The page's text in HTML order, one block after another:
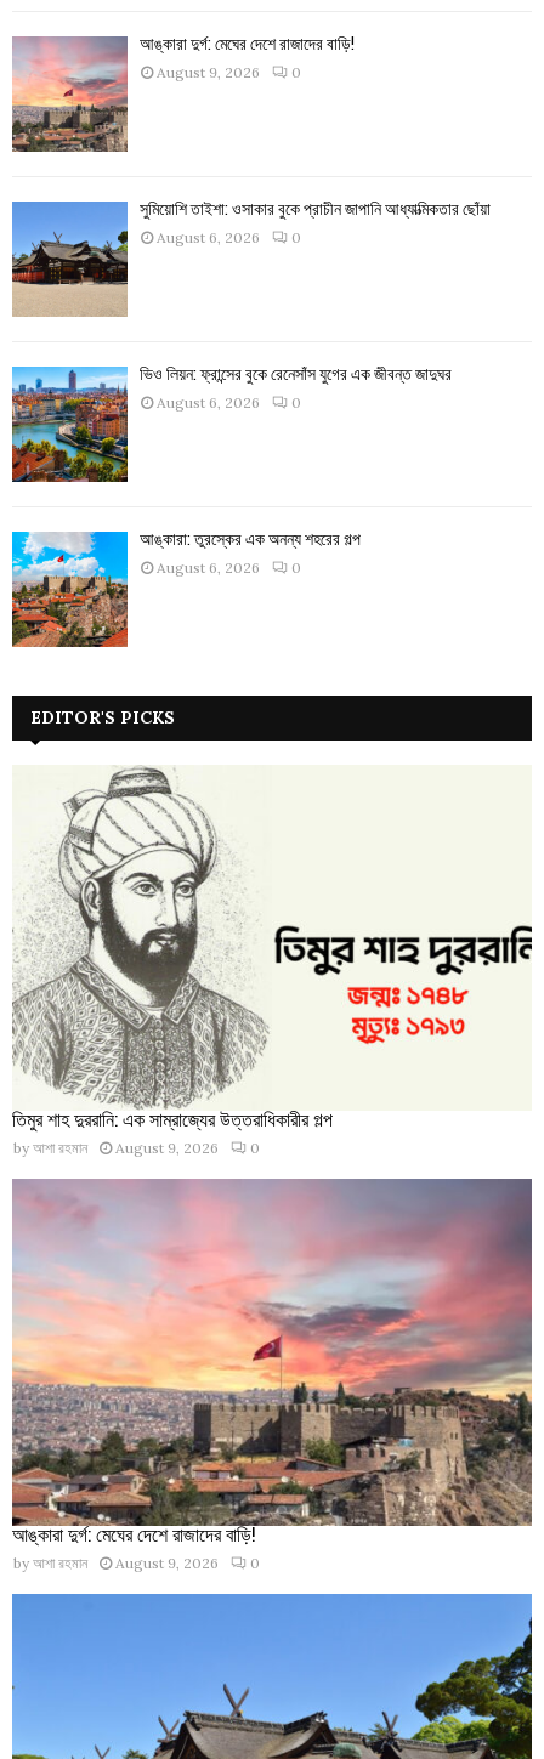
আঙ্কারা দুর্গ: মেঘের দেশে রাজাদের বাড়ি!
August 9, 2026 0
সুমিয়োশি তাইশা: ওসাকার বুকে প্রাচীন জাপানি আধ্যাত্মিকতার ছোঁয়া
August 6, 2026 0
ভিও লিয়ন: ফ্রান্সের বুকে রেনেসাঁস যুগের এক জীবন্ত জাদুঘর
August 6, 2026 0
আঙ্কারা: তুরস্কের এক অনন্য শহরের গল্প
August 6, 2026 0
EDITOR'S PICKS
তিমুর শাহ দুররানি: এক সাম্রাজ্যের উত্তরাধিকারীর গল্প
by আশা রহমান August 9, 2026 0
আঙ্কারা দুর্গ: মেঘের দেশে রাজাদের বাড়ি!
by আশা রহমান August 9, 2026 0